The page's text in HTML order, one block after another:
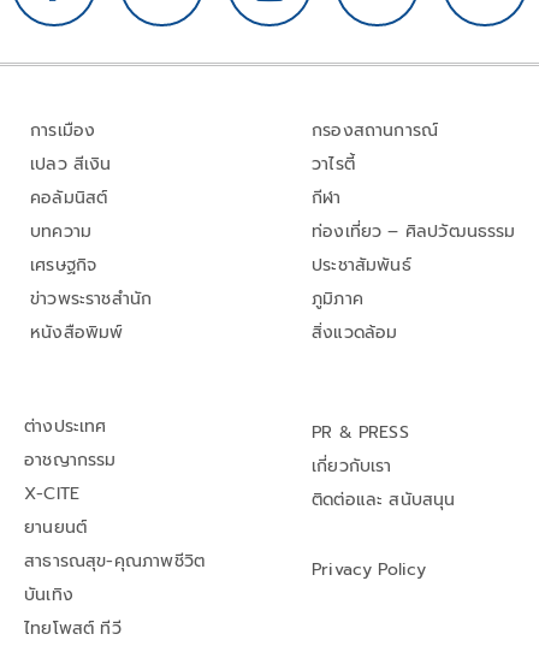
การเมือง
เปลว สีเงิน
คอลัมนิสต์
บทความ
เศรษฐกิจ
ข่าวพระราชสำนัก
หนังสือพิมพ์
กรองสถานการณ์
วาไรตี้
กีฬา
ท่องเที่ยว – ศิลปวัฒนธรรม
ประชาสัมพันธ์
ภูมิภาค
สิ่งแวดล้อม
ต่างประเทศ
อาชญากรรม
X-CITE
ยานยนต์
สาธารณสุข-คุณภาพชีวิต
บันเทิง
ไทยโพสต์ ทีวี
PR & PRESS
เกี่ยวกับเรา
ติดต่อและ สนับสนุน
Privacy Policy